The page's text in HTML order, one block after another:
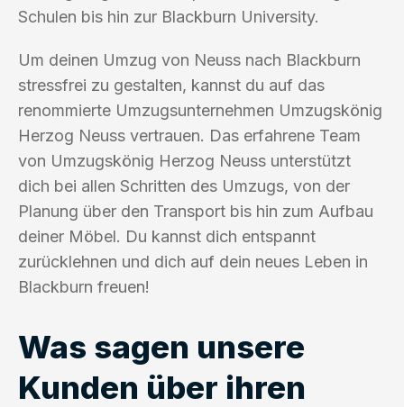
Schulen bis hin zur Blackburn University.
Um deinen Umzug von Neuss nach Blackburn
stressfrei zu gestalten, kannst du auf das
renommierte Umzugsunternehmen Umzugskönig
Herzog Neuss vertrauen. Das erfahrene Team
von Umzugskönig Herzog Neuss unterstützt
dich bei allen Schritten des Umzugs, von der
Planung über den Transport bis hin zum Aufbau
deiner Möbel. Du kannst dich entspannt
zurücklehnen und dich auf dein neues Leben in
Blackburn freuen!
Was sagen unsere
Kunden über ihren